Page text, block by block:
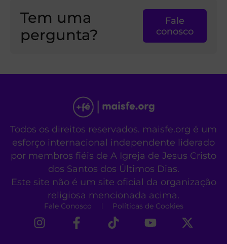
Tem uma
pergunta?
Fale
conosco
Todos os direitos reservados. maisfe.org é um
esforço internacional independente liderado
por membros fiéis de A Igreja de Jesus Cristo
dos Santos dos Últimos Dias.
Este site não é um site oficial da organização
religiosa mencionada acima.
Fale Conosco Políticas de Cookies